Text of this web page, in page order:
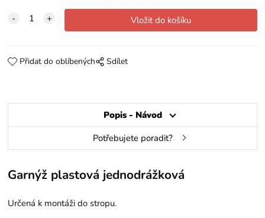
Přidat do oblíbených Sdílet
Popis - Návod
Potřebujete poradit?
Garnýž plastová jednodrážková
Určená k montáži do stropu.